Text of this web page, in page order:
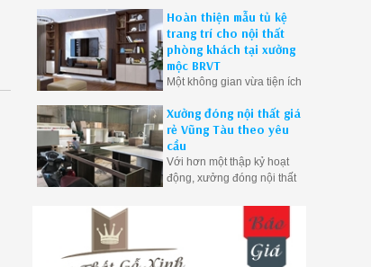
gần đây. Mộc Vũng Tàu
tổng hợp 18 mẫu tủ áo gỗ
công nghiệp hiện đại ở
Vũng Tàu được quan tâm
nhất.
Hoàn thiện mẫu tủ kệ
trang trí cho nội thất
phòng khách tại xưởng
mộc BRVT
Một không gian vừa tiện ích
mà mọi gia đình đều mong
muốn. Với ý nghĩ đó chúng
tôi sẽ mang đến cho bạn
những mẫu tủ đẹp nhất
chất lượng nhất
Xưởng đóng nội thất giá
rẻ Vũng Tàu theo yêu
cầu
Với hơn một thập kỷ hoạt
động, xưởng đóng nội thất
yêu thích sự sang trọng và
đẳng cấp trong không gian
sống của mình.